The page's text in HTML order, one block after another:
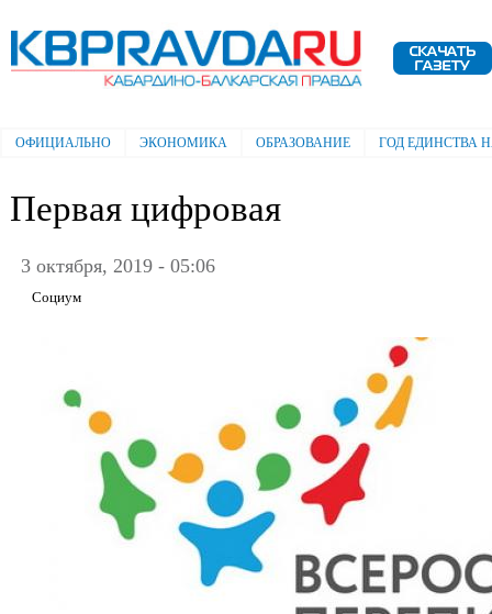
Электронная газета "Кабардино-
Балкарская правда"
Главное меню
ОФИЦИАЛЬНО ЭКОНОМИКА ОБРАЗОВАНИЕ ГОД ЕДИНСТВА
Первая цифровая
3 октября, 2019 - 05:06
Социум